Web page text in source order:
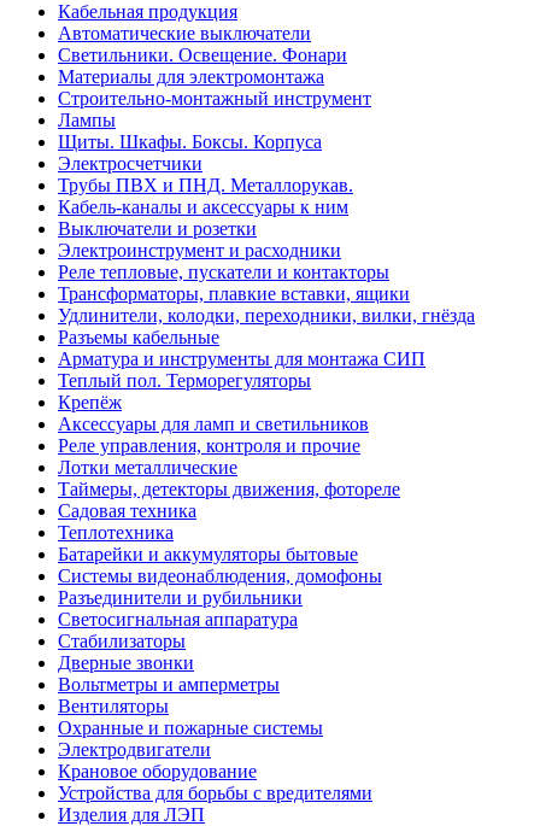
Кабельная продукция
Автоматические выключатели
Светильники. Освещение. Фонари
Материалы для электромонтажа
Строительно-монтажный инструмент
Лампы
Щиты. Шкафы. Боксы. Корпуса
Электросчетчики
Трубы ПВХ и ПНД. Металлорукав.
Кабель-каналы и аксессуары к ним
Выключатели и розетки
Электроинструмент и расходники
Реле тепловые, пускатели и контакторы
Трансформаторы, плавкие вставки, ящики
Удлинители, колодки, переходники, вилки, гнёзда
Разъемы кабельные
Арматура и инструменты для монтажа СИП
Теплый пол. Терморегуляторы
Крепёж
Аксессуары для ламп и светильников
Реле управления, контроля и прочие
Лотки металлические
Таймеры, детекторы движения, фотореле
Садовая техника
Теплотехника
Батарейки и аккумуляторы бытовые
Системы видеонаблюдения, домофоны
Разъединители и рубильники
Светосигнальная аппаратура
Стабилизаторы
Дверные звонки
Вольтметры и амперметры
Вентиляторы
Охранные и пожарные системы
Электродвигатели
Крановое оборудование
Устройства для борьбы с вредителями
Изделия для ЛЭП